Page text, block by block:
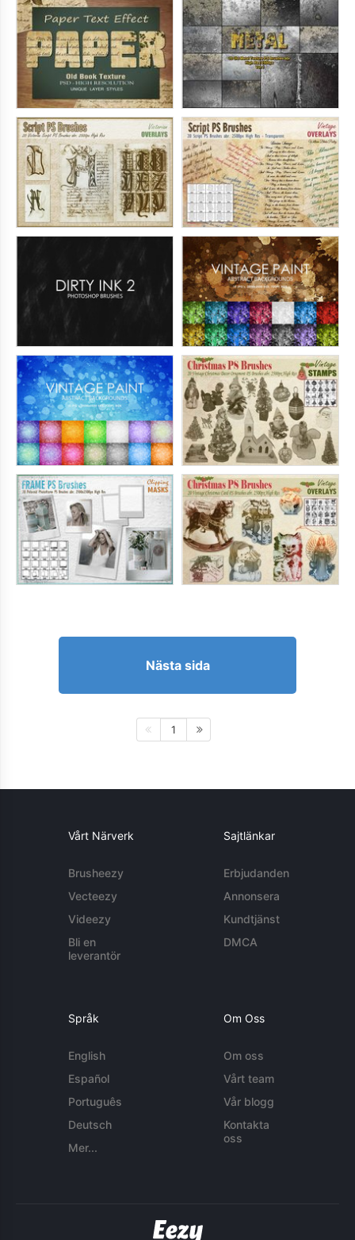
Nästa sida
1
Vårt Närverk
Brusheezy
Vecteezy
Videezy
Bli en
leverantör
Sajtlänkar
Erbjudanden
Annonsera
Kundtjänst
DMCA
Språk
English
Español
Português
Deutsch
Mer...
Om Oss
Om oss
Vårt team
Vår blogg
Kontakta
oss